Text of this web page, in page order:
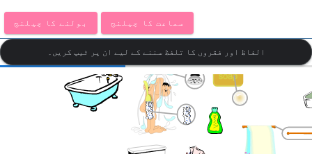
بولنے کا چیلنج سماعت کا چیلنج
الفاظ اور فقروں کا تلفظ سننے کے لیے ان پر ٹیپ کریں۔